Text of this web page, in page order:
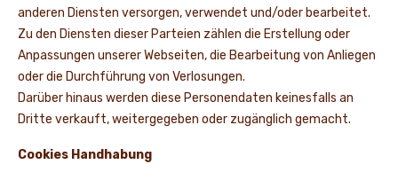
anderen Diensten versorgen, verwendet und/oder bearbeitet.
Zu den Diensten dieser Parteien zählen die Erstellung oder
Anpassungen unserer Webseiten, die Bearbeitung von Anliegen
oder die Durchführung von Verlosungen.
Darüber hinaus werden diese Personendaten keinesfalls an
Dritte verkauft, weitergegeben oder zugänglich gemacht.
Cookies Handhabung